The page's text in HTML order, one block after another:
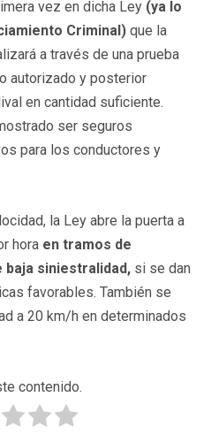
vez en dicha Ley (ya lo
Criminal) que la
a través de una prueba
autorizado y posterior
en cantidad suficiente.
ser seguros
para los conductores y
la Ley abre la puerta a
hora en tramos de
siniestralidad, si se dan
favorables. También se
a 20 km/h en determinados
contenido.